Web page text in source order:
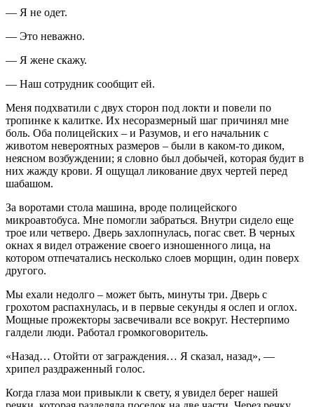
— Я не одет.
— Это неважно.
— Я жене скажу.
— Наш сотрудник сообщит ей.
Меня подхватили с двух сторон под локти и повели по
тропинке к калитке. Их несоразмерный шаг причинял мне
боль. Оба полицейских – и Разумов, и его начальник с
животом невероятных размеров – были в каком-то диком,
неясном возбуждении; я словно был добычей, которая будит в
них жажду крови. Я ощущал ликование двух чертей перед
шабашом.
За воротами стола машина, вроде полицейского
микроавтобуса. Мне помогли забраться. Внутри сидело еще
трое или четверо. Дверь захлопнулась, погас свет. В черных
окнах я видел отражение своего изношенного лица, на
котором отпечатались несколько слоев морщин, один поверх
другого.
Мы ехали недолго – может быть, минуты три. Дверь с
грохотом распахнулась, и в первые секунды я ослеп и оглох.
Мощные прожекторы засвечивали все вокруг. Нестерпимо
галдели люди. Работал громкоговоритель.
«Назад… Отойти от заграждения… Я сказал, назад», —
хрипел раздраженный голос.
Когда глаза мои привыкли к свету, я увидел берег нашей